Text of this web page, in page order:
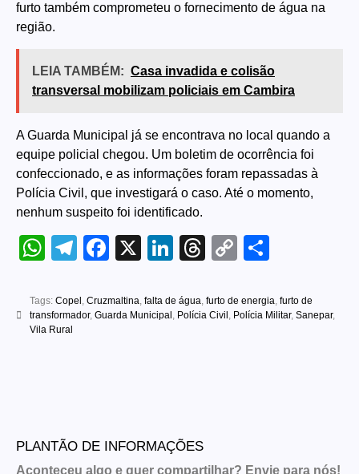
furto também comprometeu o fornecimento de água na
região.
LEIA TAMBÉM: Casa invadida e colisão
transversal mobilizam policiais em Cambira
A Guarda Municipal já se encontrava no local quando a
equipe policial chegou. Um boletim de ocorrência foi
confeccionado, e as informações foram repassadas à
Polícia Civil, que investigará o caso. Até o momento,
nenhum suspeito foi identificado.
WhatsApp
Telegram
Facebook
X LinkedIn
Threads
Copy
Tags: Copel Cruzmaltina falta de água furto de energia furto de
transformador, Guarda Municipal Polícia Civil Polícia Militar, Sanepar,
Vila Rural
PLANTÃO DE INFORMAÇÕES
Aconteceu algo e quer compartilhar? Envie para nós!